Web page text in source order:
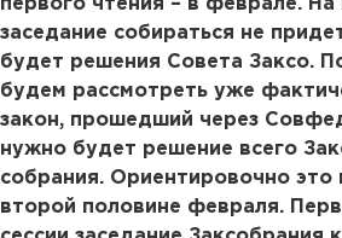
первого чтения – в феврале.
заседание собираться не
будет решения Совета Заксо.
будем рассмотреть уже
закон, прошедший через
нужно будет решение всего
собрания. Ориентировочно это
второй половине февраля.